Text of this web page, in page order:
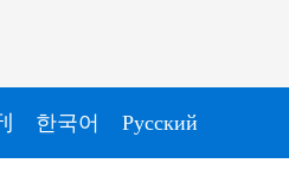
한국어 Pусский